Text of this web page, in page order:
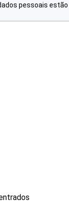
pessoais